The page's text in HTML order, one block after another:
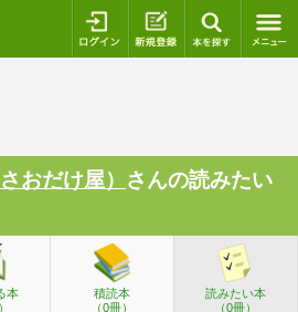
ログイン 新規登録
おだけ屋） さんの読みたい
本
積読本
（0冊）
読みたい本
（0冊）